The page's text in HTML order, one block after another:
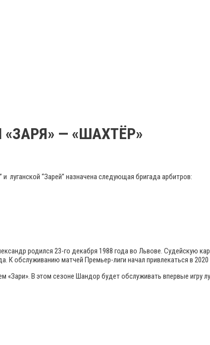
— «ШАХТЁР»
луганской “Зарей” назначена следующая бригада арбитров:
родился 23-го декабря 1988 года во Львове. Судейскую
К обслуживанию матчей Премьер-лиги начал привлекаться в 2020
В этом сезоне Шандор будет обслуживать впервые игру